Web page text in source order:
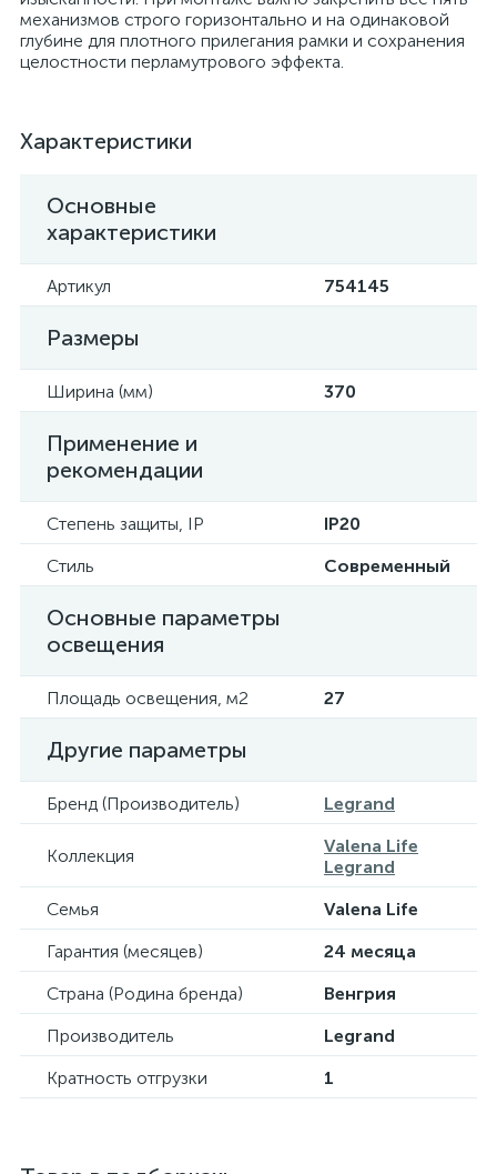
механизмов строго горизонтально и на одинаковой
глубине для плотного прилегания рамки и сохранения
целостности перламутрового эффекта.
Характеристики
Основные
характеристики
Артикул 754145
Размеры
Ширина (мм) 370
Применение и
рекомендации
Степень защиты, IP
IP20
Стиль
Современный
Основные параметры
освещения
Площадь освещения, м2 27
Другие параметры
Бренд (Производитель) Legrand
Коллекция
Valena Life
Legrand
Семья
Valena Life
Гарантия (месяцев)
24 месяца
Страна (Родина бренда)
Венгрия
Производитель
Legrand
Кратность отгрузки
1